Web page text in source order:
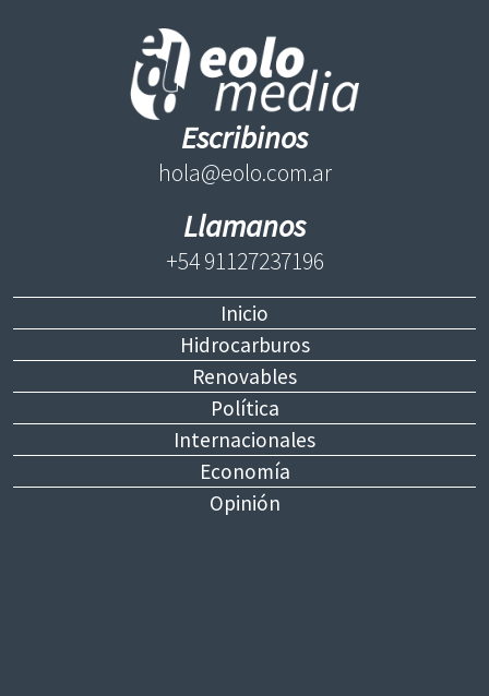
Escribinos
hola@eolo.com.ar
Llamanos
+54 91127237196
Inicio
Hidrocarburos
Renovables
Política
Internacionales
Economía
Opinión